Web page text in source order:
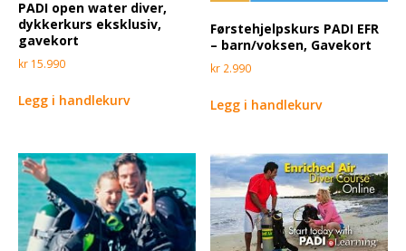
PADI open water diver,
dykkerkurs eksklusiv,
gavekort
kr 15.990
Legg i handlekurv
Førstehjelpskurs PADI EFR
– barn/voksen, Gavekort
kr 2.990
Legg i handlekurv